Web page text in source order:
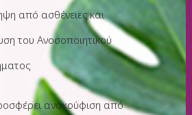
από ασθένειες και
του Ανοσοποιητικού
ανακούφιση από